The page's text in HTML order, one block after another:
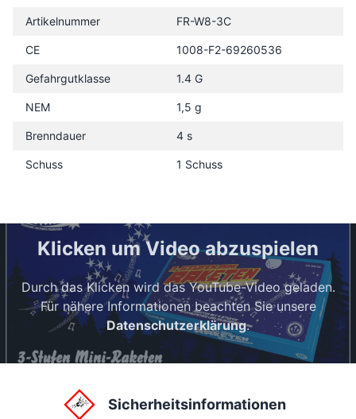
Artikelnummer FR-W8-3C
CE 1008-F2-69260536
Gefahrgutklasse 1.4 G
NEM 1,5 g
Brenndauer 4 s
Schuss 1 Schuss
Klicken um Video abzuspielen
Durch das Klicken wird das YouTube-Video geladen.
Für nähere Informationen beachten Sie unsere
Datenschutzerklärung.
Sicherheitsinformationen